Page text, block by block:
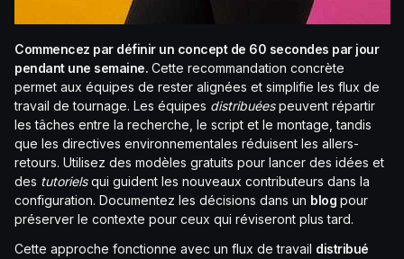
Commencez par définir un concept de 60 secondes par jour
pendant une semaine. Cette recommandation concrète
permet aux équipes de rester alignées et simplifie les flux de
travail de tournage. Les équipes distribuéespeuvent répartir
les tâches entre la recherche, le script et le montage, tandis
que les directives environnementales réduisent les allers-
retours. Utilisez des modèles gratuits pour lancer des idées et
des tutorielsqui guident les nouveaux contributeurs dans la
configuration. Documentez les décisions dans un blog pour
préserver le contexte pour ceux qui réviseront plus tard.
Cette approche fonctionne avec un flux de travail distribué